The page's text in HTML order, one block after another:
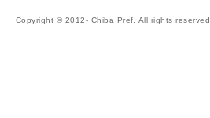
Copyright © 2012- Chiba Pref. All rights reserved.